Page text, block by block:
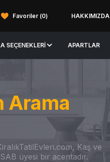
Favoriler (0) HAKKIMIZDA
SEÇENEKLERI APARTLAR
Arama
Kaş ve
üyesi bir acentadır.